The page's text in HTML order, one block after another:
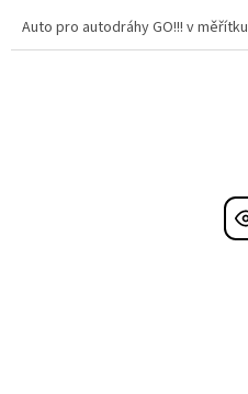
Auto pro autodráhy GO!!! v měřítku